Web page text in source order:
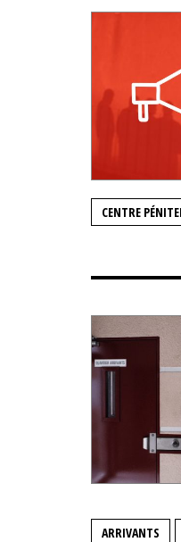
CENTRE
ARRIVANTS